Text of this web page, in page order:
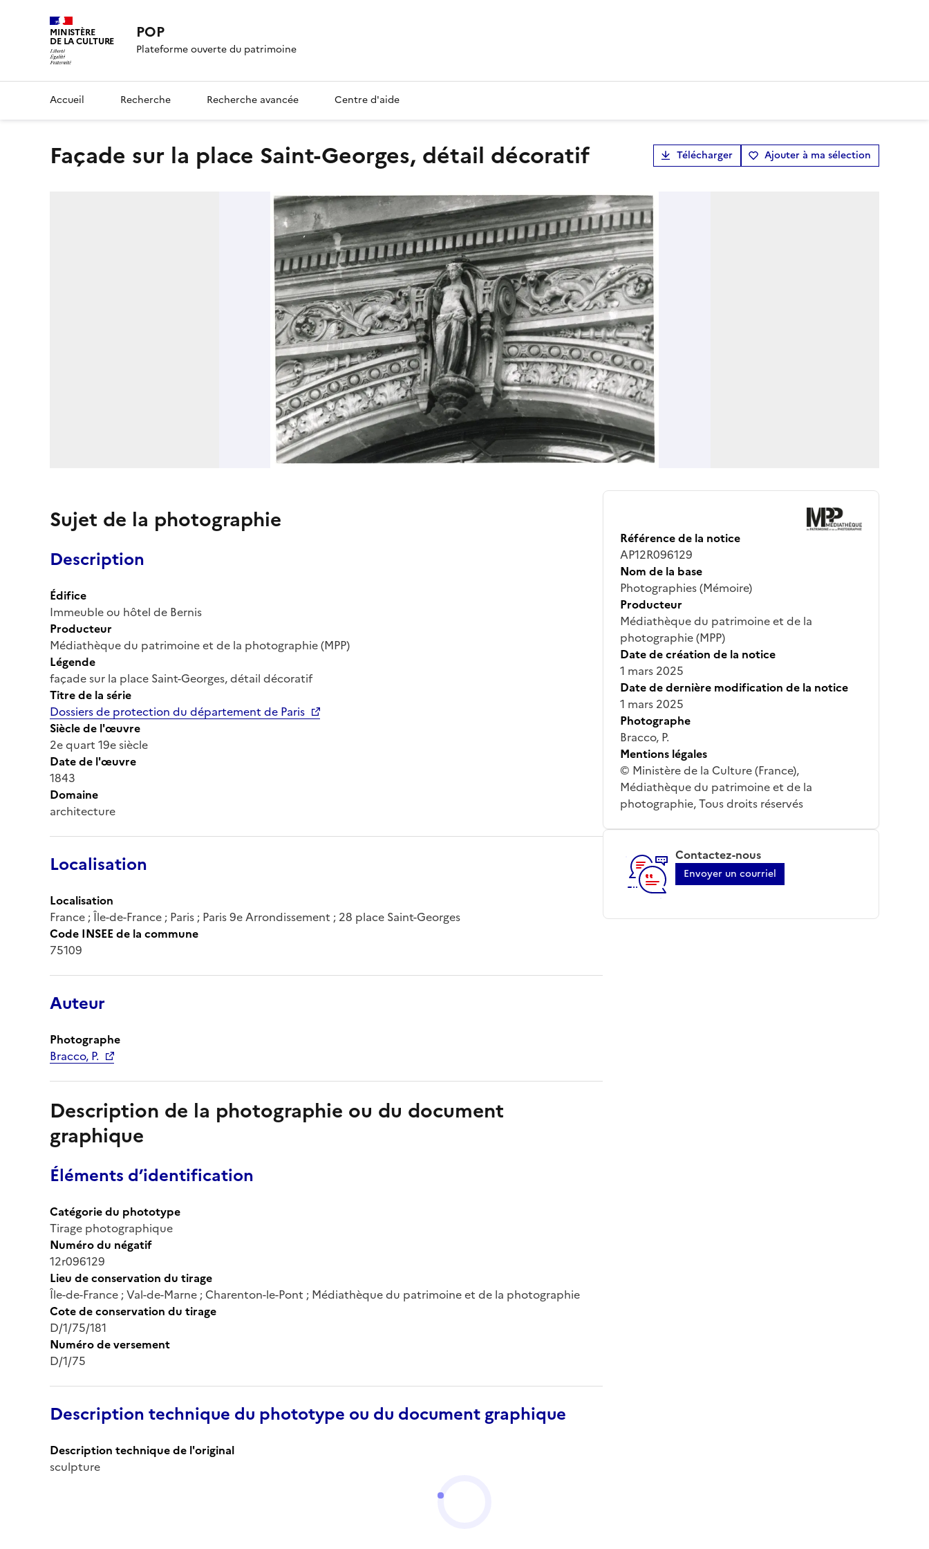
MINISTÈRE
DE LA CULTURE POP
Plateforme ouverte du patrimoine
Accueil Recherche Recherche avancée Centre d'aide
façade sur la place Saint-Georges, détail décoratif Télécharger Ajouter à ma sélection
Sujet de la photographie
Description
Édifice
Immeuble ou hôtel de Bernis
Producteur
Médiathèque du patrimoine et de la photographie (MPP)
Légende
façade sur la place Saint-Georges, détail décoratif
Titre de la série
Dossiers de protection du département de Paris
Siècle de l'œuvre
2e quart 19e siècle
Date de l'œuvre
1843
Domaine
architecture
Localisation
Localisation
France ; Île-de-France ; Paris ; Paris 9e Arrondissement ; 28 place Saint-Georges
Code INSEE de la commune
75109
Auteur
Photographe
Bracco, P.
Description de la photographie ou du document
graphique
Éléments d’identification
Catégorie du phototype
Tirage photographique
Numéro du négatif
12r096129
Lieu de conservation du tirage
Île-de-France ; Val-de-Marne ; Charenton-le-Pont ; Médiathèque du patrimoine et de la photographie
Cote de conservation du tirage
D/1/75/181
Numéro de versement
D/1/75
Description technique du phototype ou du document graphique
Description technique de l'original
sculpture
Référence de la notice
AP12R096129
Nom de la base
Photographies (Mémoire)
Producteur
Médiathèque du patrimoine et de la
photographie (MPP)
Date de création de la notice
1 mars 2025
Date de dernière modification de la notice
1 mars 2025
Photographe
Bracco, P.
Mentions légales
© Ministère de la Culture (France),
Médiathèque du patrimoine et de la
photographie, Tous droits réservés
Contactez-nous
Envoyer un courriel